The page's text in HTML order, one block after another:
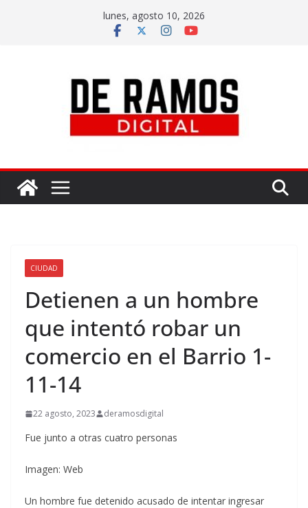
lunes, agosto 10, 2026
CIUDAD
Detienen a un hombre
que intentó robar un
comercio en el Barrio 1-
11-14
22 agosto, 2023 deramosdigital
Fue junto a otras cuatro personas
Imagen: Web
Un hombre fue detenido acusado de intentar ingresar